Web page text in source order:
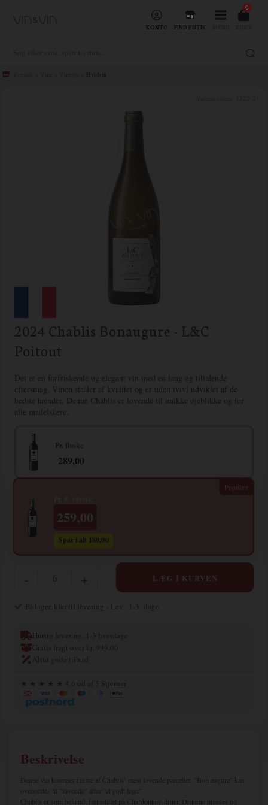
KONTO FIND BUTIK
0
Hvidvin
2024 Chablis Bonaugure - L&C
Poitout
Det er en forfriskende og elegant vin med en lang og tiltalende
eftersmag. Vinen stråler af kvalitet og er uden tvivl udviklet af de
bedste hænder. Denne Chablis er lovende til unikke øjeblikke og for
alle madelskere.
Pr. flaske
289,00
Spar i alt 180,00
259,00
- +
På lager, klar til levering - Lev. 1-3 dage
Hurtig levering, 1-3 hverdage
Gratis fragt over kr. 999,00
Altid gode tilbud
★ ★ ★ ★ ★ 4,6 ud af 5 Stjerner
Beskrivelse
Denne vin kommer fra tre af Chablis’ mest lovende parceller. ”Bon augure” kan
oversættes til ”lovende” eller ”et godt tegn”.
Chablis er som bekendt fremstillet på Chardonnay-druer. Druerne presses og